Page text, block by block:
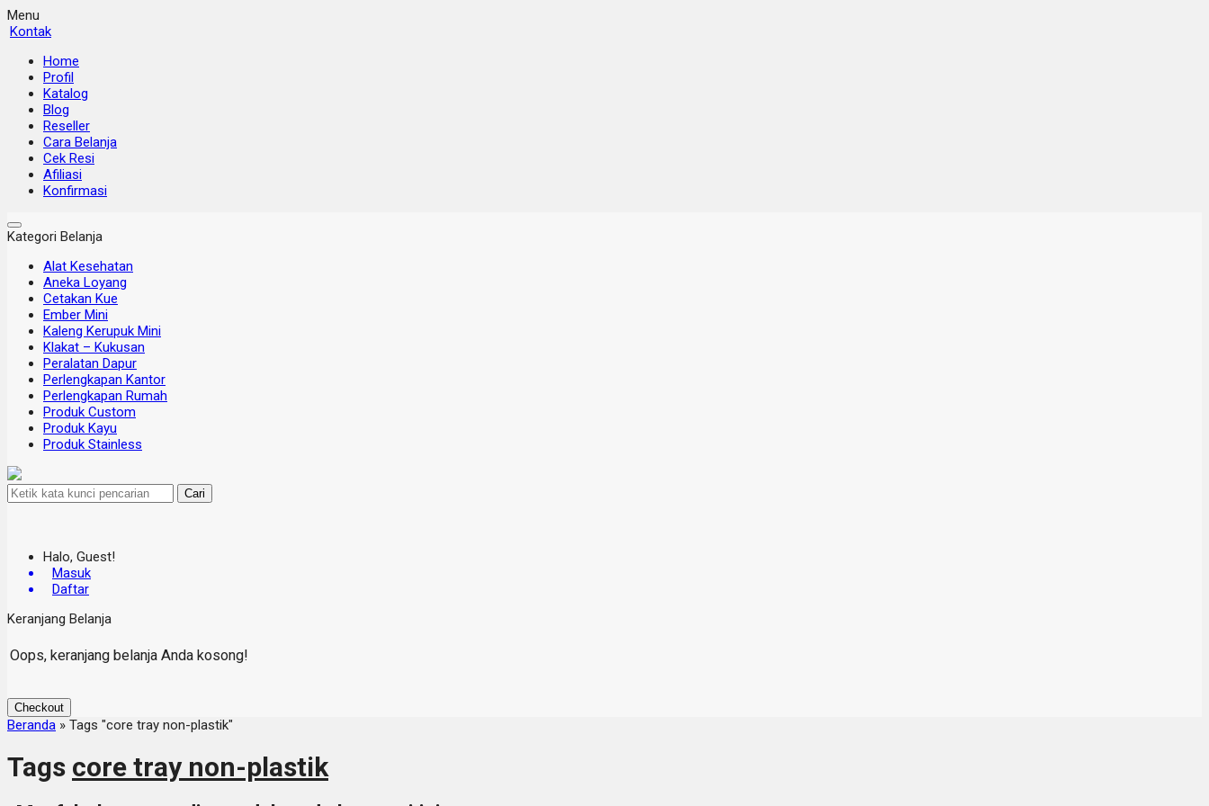
Menu
Kontak
Home
Profil
Katalog
Blog
Reseller
Cara Belanja
Cek Resi
Afiliasi
Konfirmasi
Kategori Belanja
Alat Kesehatan
Aneka Loyang
Cetakan Kue
Ember Mini
Kaleng Kerupuk Mini
Klakat – Kukusan
Peralatan Dapur
Perlengkapan Kantor
Perlengkapan Rumah
Produk Custom
Produk Kayu
Produk Stainless
Cari
Halo, Guest!
Masuk
Daftar
Keranjang Belanja
Oops, keranjang belanja Anda kosong!
Checkout
Beranda » Tags "core tray non-plastik"
Tags core tray non-plastik